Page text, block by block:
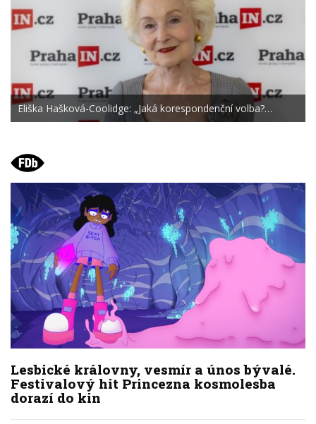
Eliška Hašková-Coolidge: „Jaká korespondenční volba?…
Lesbické královny, vesmír a únos bývalé.
Festivalový hit Princezna kosmolesba
dorazí do kin